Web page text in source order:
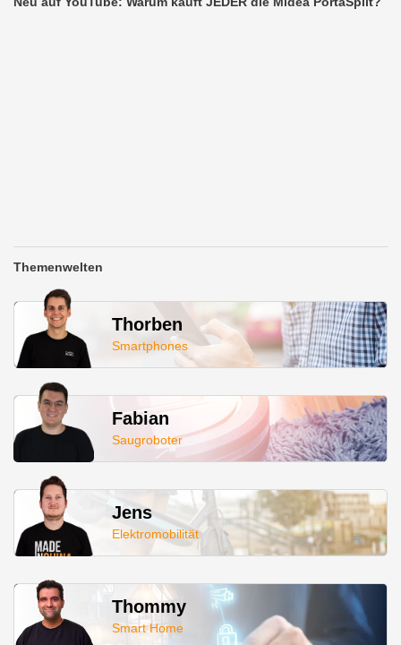
Themenwelten
Thorben
Smartphones
Fabian
Saugroboter
Jens
Elektromobilität
Thommy
Smart Home